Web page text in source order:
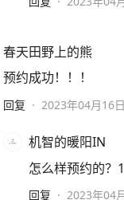
春天田野上的熊
预约成功！！！
回复 · 2023年04月16日
机智的暖阳IN
怎么样预约的？
回复 · 2023年04